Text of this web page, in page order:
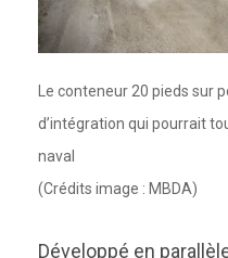
Le conteneur 20 pieds sur
d’intégration qui pourrait
naval
(Crédits image : MBDA)
Développé en